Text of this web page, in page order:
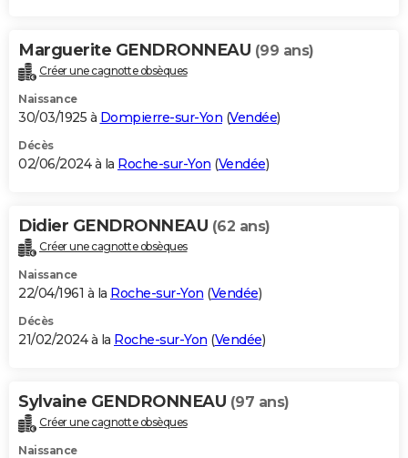
Marguerite GENDRONNEAU (99 ans)
Créer une cagnotte obsèques
Naissance
30/03/1925 à Dompierre-sur-Yon (Vendée)
Décès
02/06/2024 à la Roche-sur-Yon (Vendée)
Didier GENDRONNEAU (62 ans)
Créer une cagnotte obsèques
Naissance
22/04/1961 à la Roche-sur-Yon (Vendée)
Décès
21/02/2024 à la Roche-sur-Yon (Vendée)
Sylvaine GENDRONNEAU (97 ans)
Créer une cagnotte obsèques
Naissance